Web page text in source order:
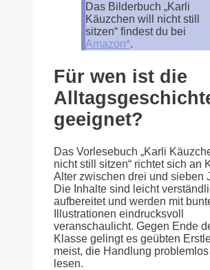
Das Bilderbuch „Karli
Käuzchen will nicht still
sitzen“ findest du bei
Amazon*.
Für wen ist die
geeignet?
Das Vorlesebuch „Karli
nicht still sitzen“ richtet sich an
Alter zwischen drei und sieben
Die Inhalte sind leicht
aufbereitet und werden mit
Illustrationen eindrucksvoll
veranschaulicht. Gegen Ende
Klasse gelingt es geübten
meist, die Handlung
lesen.